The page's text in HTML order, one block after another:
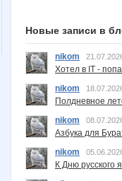
Новые записи в
nikom
Хотел в IT -
nikom
Полдневное
nikom
Азбука для
nikom
К Дню русского